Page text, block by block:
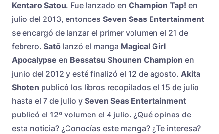
Kentaro Satou. Fue lanzado en Champion Tap! en
julio del 2013, entonces Seven Seas Entertainment
se encargó de lanzar el primer volumen el 21 de
febrero. Satō lanzó el manga Magical Girl
Apocalypse en Bessatsu Shounen Champion en
junio del 2012 y esté finalizó el 12 de agosto. Akita
Shoten publicó los libros recopilados el 15 de julio
hasta el 7 de julio y Seven Seas Entertainment
publicó el 12º volumen el 4 julio. ¿Qué opinas de
esta noticia? ¿Conocías este manga? ¿Te interesa?